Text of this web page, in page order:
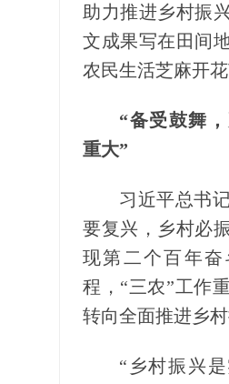
助力推进乡村振
文成果写在田间
农民生活芝麻开花
“备受鼓舞
重大”
习近平总书
要复兴，乡村必
现第二个百年奋
程，“三农”工作
转向全面推进乡村
“乡村振兴